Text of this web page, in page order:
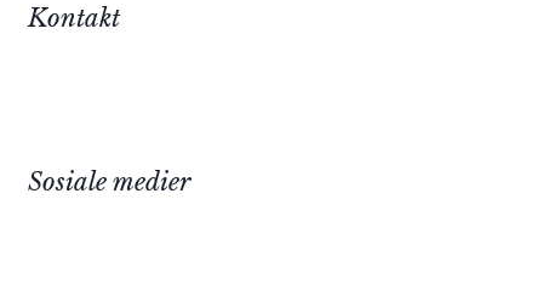
Kontakt
Sosiale medier